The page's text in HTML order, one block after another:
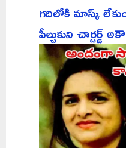
గదిలోకి మాస్క్
పీల్చుకుని చార్టర్డ్